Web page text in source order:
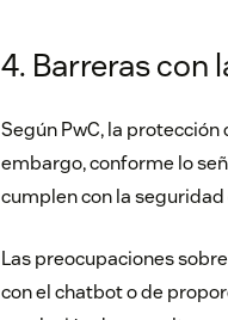
4. Barreras con
SegúnPwC, la protección
embargo, conforme lo
cumplen con la
Las preocupaciones
con el chatbot o de